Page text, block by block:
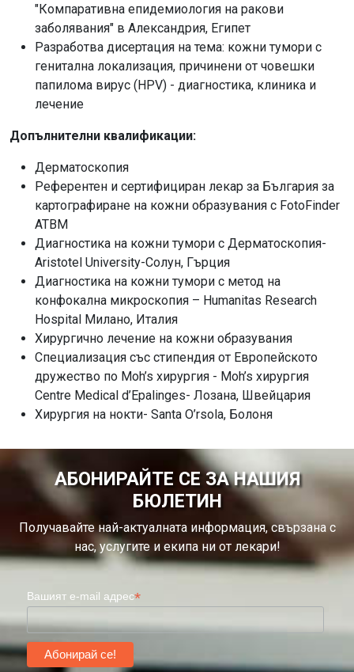
"Компаративна епидемиология на ракови
заболявания" в Александрия, Египет
Разработва дисертация на тема: кожни тумори с
генитална локализация, причинени от човешки
папилома вирус (HPV) - диагностика, клиника и
лечение
Допълнителни квалификации:
Дерматоскопия
Референтен и сертифициран лекар за България за
картографиране на кожни образувания с FotoFinder
ATBM
Диагностика на кожни тумори с Дерматоскопия-
Aristotel University-Солун, Гърция
Диагностика на кожни тумори с метод на
конфокална микроскопия – Humanitas Research
Hospital Милано, Италия
Хирургично лечение на кожни образувания
Специализация със стипендия от Европейското
дружество по Moh’s хирургия - Moh’s хирургия
Centre Medical d’Epalinges- Лозана, Швейцария
Хирургия на нокти- Santa O’rsola, Болоня
АБОНИРАЙТЕ СЕ ЗА НАШИЯ
БЮЛЕТИН
Получавайте най-актуалната информация, свързана с
нас, услугите и екипа ни от лекари!
Вашият e-mail адрес*